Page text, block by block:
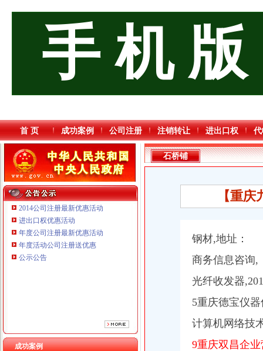
手 机 版
首 页 成功案例 公司注册 注销转让 进出口权
2014公司注册最新优惠活动
进出口权优惠活动
年度公司注册最新优惠活动
年度活动公司注册送优惠
公示公告
成功案例
石桥铺
【重
钢材,地址：
商务信息咨询,
光纤收发器
5重庆德宝仪
计算机网络技
9重庆双昌企